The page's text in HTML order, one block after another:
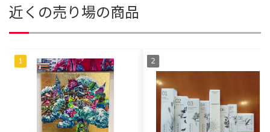
近くの売り場の商品